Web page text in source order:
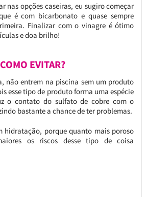
nas opções caseiras, eu sugiro começar
é com bicarbonato e quase sempre
Finalizar com o vinagre é ótimo
e doa brilho!
COMO EVITAR?
não entrem na piscina sem um produto
esse tipo de produto forma uma espécie
o contato do sulfato de cobre com o
bastante a chance de ter problemas.
hidratação, porque quanto mais poroso
os riscos desse tipo de coisa